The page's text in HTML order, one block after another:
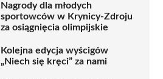
Nagrody dla młodych
sportowców w Krynicy-Zdroju
za osiągnięcia olimpijskie
Kolejna edycja wyścigów
„Niech się kręci” za nami